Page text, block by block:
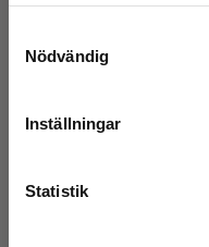
Nödvändig
Inställningar
Statistik
studentlitteratur.se
Vi erbjuder inte
att kunna slutföra